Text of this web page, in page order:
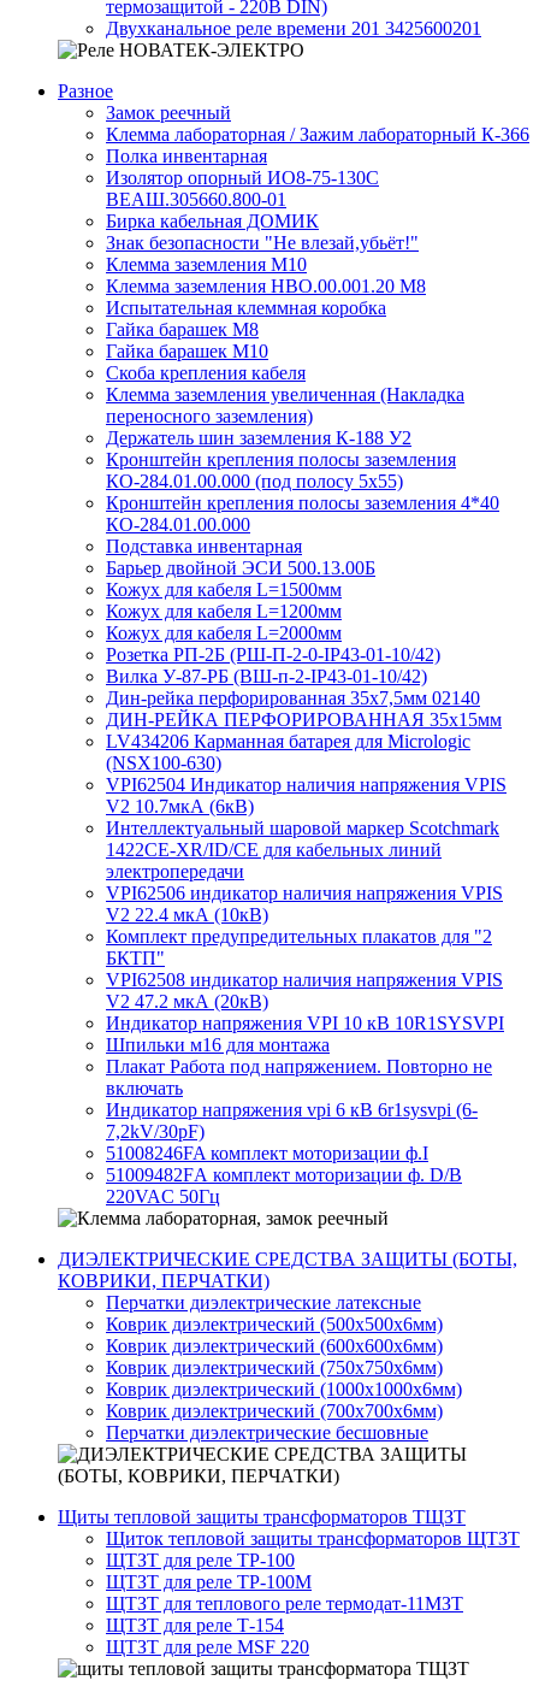
термозащитой - 220В DIN)
Двухканальное реле времени 201 3425600201
Разное
Замок реечный
Клемма лабораторная / Зажим лабораторный К-366
Полка инвентарная
Изолятор опорный ИО8-75-130С
ВЕАШ.305660.800-01
Бирка кабельная ДОМИК
Знак безопасности "Не влезай,убьёт!"
Клемма заземления М10
Клемма заземления НВО.00.001.20 М8
Испытательная клеммная коробка
Гайка барашек М8
Гайка барашек М10
Скоба крепления кабеля
Клемма заземления увеличенная (Накладка
переносного заземления)
Держатель шин заземления К-188 У2
Кронштейн крепления полосы заземления
КО-284.01.00.000 (под полосу 5х55)
Кронштейн крепления полосы заземления 4*40
КО-284.01.00.000
Подставка инвентарная
Барьер двойной ЭСИ 500.13.00Б
Кожух для кабеля L=1500мм
Кожух для кабеля L=1200мм
Кожух для кабеля L=2000мм
Розетка РП-2Б (РШ-П-2-0-IР43-01-10/42)
Вилка У-87-РБ (ВШ-п-2-IP43-01-10/42)
Дин-рейка перфорированная 35х7,5мм 02140
ДИН-РЕЙКА ПЕРФОРИРОВАННАЯ 35х15мм
LV434206 Карманная батарея для Micrologic
(NSX100-630)
VPI62504 Индикатор наличия напряжения VPIS
V2 10.7мкА (6кВ)
Интеллектуальный шаровой маркер Scotchmark
1422CE-XR/ID/CE для кабельных линий
электропередачи
VPI62506 индикатор наличия напряжения VPIS
V2 22.4 мкА (10кВ)
Комплект предупредительных плакатов для "2
БКТП"
VPI62508 индикатор наличия напряжения VPIS
V2 47.2 мкА (20кВ)
Индикатор напряжения VPI 10 кВ 10R1SYSVPI
Шпильки м16 для монтажа
Плакат Работа под напряжением. Повторно не
включать
Индикатор напряжения vpi 6 кВ 6r1sysvpi (6-
7,2kV/30pF)
51008246FA комплект моторизации ф.I
51009482FА комплект моторизации ф. D/B
220VAC 50Гц
ДИЭЛЕКТРИЧЕСКИЕ СРЕДСТВА ЗАЩИТЫ (БОТЫ,
КОВРИКИ, ПЕРЧАТКИ)
Перчатки диэлектрические латексные
Коврик диэлектрический (500х500х6мм)
Коврик диэлектрический (600х600х6мм)
Коврик диэлектрический (750х750х6мм)
Коврик диэлектрический (1000х1000х6мм)
Коврик диэлектрический (700х700х6мм)
Перчатки диэлектрические бесшовные
Щиты тепловой защиты трансформаторов ТЩЗТ
Щиток тепловой защиты трансформаторов ЩТЗТ
ЩТЗТ для реле ТР-100
ЩТЗТ для реле ТР-100М
ЩТЗТ для теплового реле термодат-11МЗТ
ЩТЗТ для реле Т-154
ЩТЗТ для реле MSF 220